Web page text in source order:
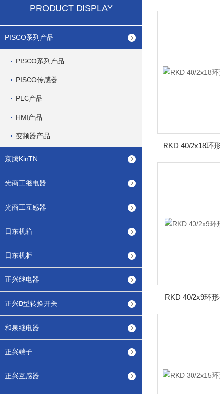
PRODUCT DISPLAY
PISCO系列产品
PISCO系列产品
PISCO传感器
PLC产品
HMI产品
变频器产品
京腾KinTN
光商工继电器
光商工互感器
日东机箱
日东机柜
正兴继电器
正兴B型转换开关
和泉继电器
正兴端子
正兴互感器
RKD 40/2x18环
RKD 40/2x9环